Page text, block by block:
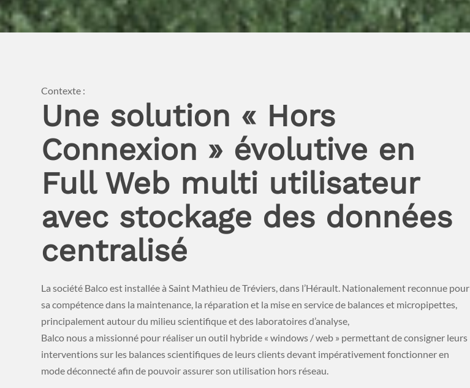
Contexte :
Une solution « Hors
Connexion » évolutive en
Full Web multi utilisateur
avec stockage des données
centralisé
La société Balco est installée à Saint Mathieu de Tréviers, dans l’Hérault. Nationalement reconnue pour
sa compétence dans la maintenance, la réparation et la mise en service de balances et micropipettes,
principalement autour du milieu scientifique et des laboratoires d’analyse,
Balco nous a missionné pour réaliser un outil hybride « windows / web » permettant de consigner leurs
interventions sur les balances scientifiques de leurs clients devant impérativement fonctionner en
mode déconnecté afin de pouvoir assurer son utilisation hors réseau.